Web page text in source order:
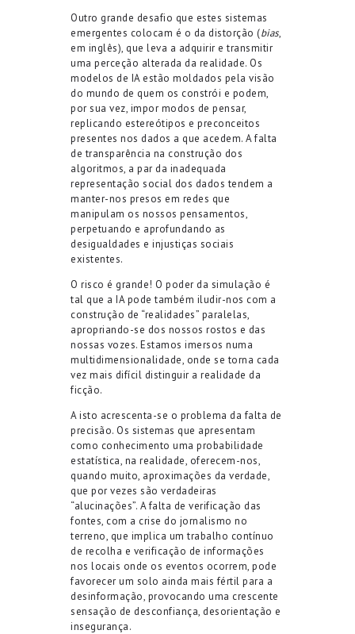
Outro grande desafio que estes sistemas
emergentes colocam é o da distorção (bias,
em inglês), que leva a adquirir e transmitir
uma perceção alterada da realidade. Os
modelos de IA estão moldados pela visão
do mundo de quem os constrói e podem,
por sua vez, impor modos de pensar,
replicando estereótipos e preconceitos
presentes nos dados a que acedem. A falta
de transparência na construção dos
algoritmos, a par da inadequada
representação social dos dados tendem a
manter-nos presos em redes que
manipulam os nossos pensamentos,
perpetuando e aprofundando as
desigualdades e injustiças sociais
existentes.
O risco é grande! O poder da simulação é
tal que a IA pode também iludir-nos com a
construção de “realidades” paralelas,
apropriando-se dos nossos rostos e das
nossas vozes. Estamos imersos numa
multidimensionalidade, onde se torna cada
vez mais difícil distinguir a realidade da
ficção.
A isto acrescenta-se o problema da falta de
precisão. Os sistemas que apresentam
como conhecimento uma probabilidade
estatística, na realidade, oferecem-nos,
quando muito, aproximações da verdade,
que por vezes são verdadeiras
“alucinações”. A falta de verificação das
fontes, com a crise do jornalismo no
terreno, que implica um trabalho contínuo
de recolha e verificação de informações
nos locais onde os eventos ocorrem, pode
favorecer um solo ainda mais fértil para a
desinformação, provocando uma crescente
sensação de desconfiança, desorientação e
insegurança.